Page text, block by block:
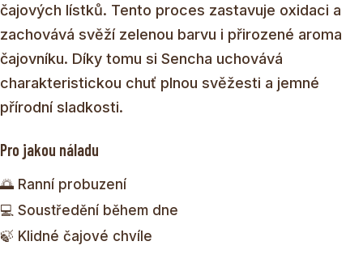
čajových lístků. Tento proces zastavuje oxidaci a
zachovává svěží zelenou barvu i přirozené aroma
čajovníku. Díky tomu si Sencha uchovává
charakteristickou chuť plnou svěžesti a jemné
přírodní sladkosti.
Pro jakou náladu
🌅 Ranní probuzení
💻 Soustředění během dne
🍃 Klidné čajové chvíle